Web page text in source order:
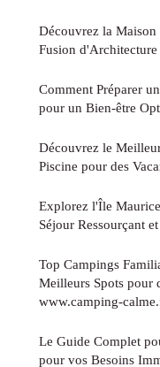
Découvrez la Maison
Fusion
Comment Préparer
pour un Bien-être
Découvrez le
Piscine pour des
Explorez l'Île
Séjour Ressourçant
Top Campings
Meilleurs Spots pour
www.camping-
Le Guide Complet
pour vos Besoins